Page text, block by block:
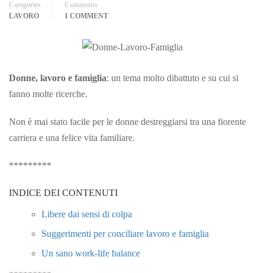
Categories
LAVORO
Comments
1 COMMENT
Donne, lavoro e famiglia: un tema molto dibattuto e su cui si
fanno molte ricerche.
Non è mai stato facile per le donne destreggiarsi tra una fiorente
carriera e una felice vita familiare.
*********
INDICE DEI CONTENUTI
Libere dai sensi di colpa
Suggerimenti per conciliare lavoro e famiglia
Un sano work-life balance